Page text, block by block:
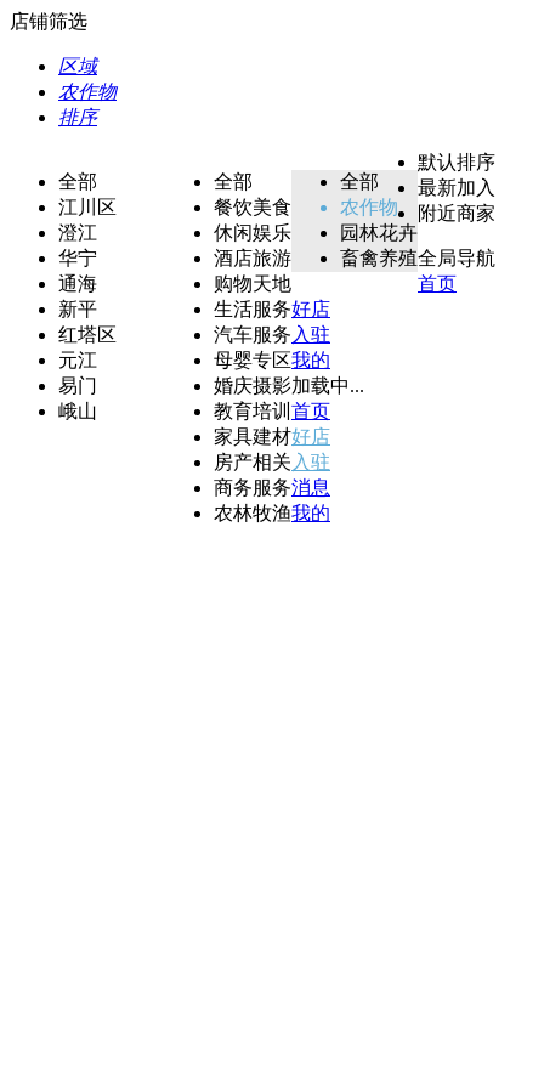
店铺筛选
区域
农作物
排序
全部
江川区
澄江
华宁
通海
新平
红塔区
元江
易门
峨山
全部
餐饮美食
休闲娱乐
酒店旅游
购物天地
生活服务
汽车服务
母婴专区
婚庆摄影
教育培训
家具建材
房产相关
商务服务
农林牧渔
全部
农作物
园林花卉
畜禽养殖
默认排序
最新加入
附近商家
全局导航
首页
好店
入驻
我的
加载中...
首页
好店
入驻
消息
我的